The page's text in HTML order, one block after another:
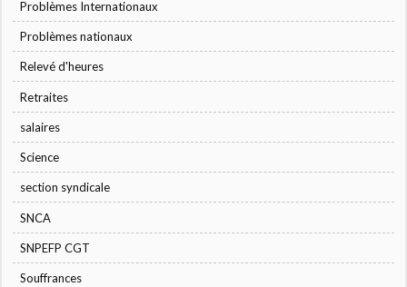
Problèmes Internationaux
Problèmes nationaux
Relevé d'heures
Retraites
salaires
Science
section syndicale
SNCA
SNPEFP CGT
Souffrances